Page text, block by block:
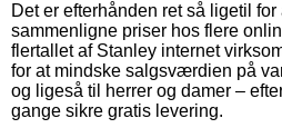
Det er efterhånden ret så ligetil
sammenligne priser hos flere
flertallet af Stanley internet
for at mindske salgsværdien på
og ligeså til herrer og damer –
gange sikre gratis levering.